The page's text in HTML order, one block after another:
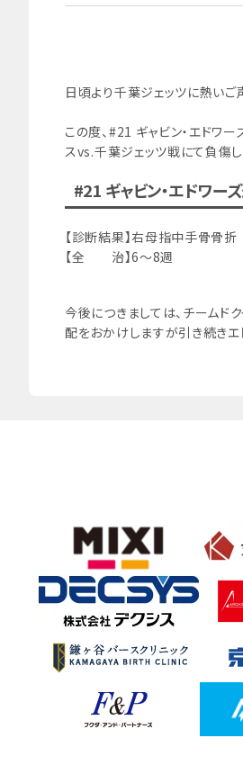
日頃より千葉ジェッツに熱いご
この度、#21 ギャビン・エド
スvs.千葉ジェッツ戦にて負傷
#21 ギャビン・エドワー
【診断結果】右母指中手骨骨折
【全 治】6～8週
今後につきましては、チームド
配をおかけしますが引き続きエ